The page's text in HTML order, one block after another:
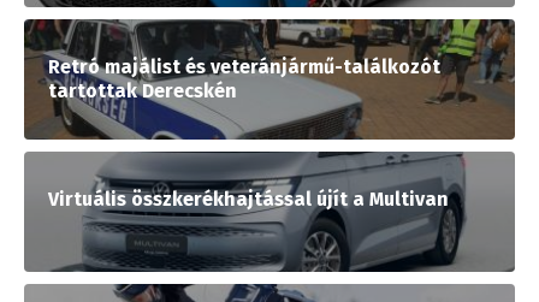
Retró majálist és veteránjármű-találkozót
tartottak Derecskén
Virtuális összkerékhajtással újít a Multivan